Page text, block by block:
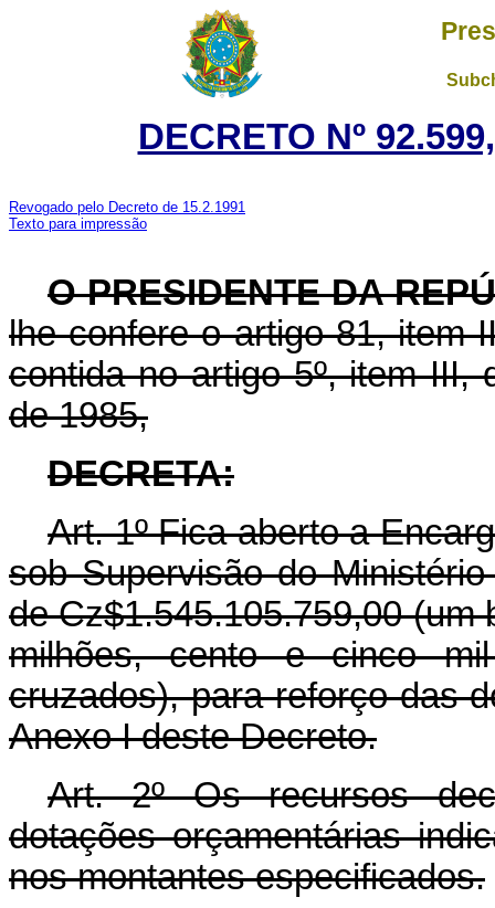
DECRETO Nº
Revogado pelo Decreto de 15.2.1991
Texto para impressão
O PRESIDENTE DA
lhe confere o artigo 81, item
contida no artigo 5º, item III,
de 1985,
DECRETA:
Art. 1º Fica aberto a
sob Supervisão do
de Cz$1.545.105.759,00 (um
milhões, cento e cinco
cruzados), para reforço das
Anexo I deste Decreto.
Art. 2º Os recursos
dotações orçamentárias
nos montantes especificados.